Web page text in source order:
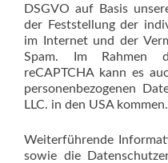
DSGVO auf Basis
der Feststellung der
im Internet und der
Spam. Im Rahmen
reCAPTCHA kann es
personenbezogenen
LLC. in den USA kommen.
Weiterführende
sowie die